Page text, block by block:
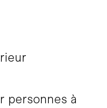
personnes à